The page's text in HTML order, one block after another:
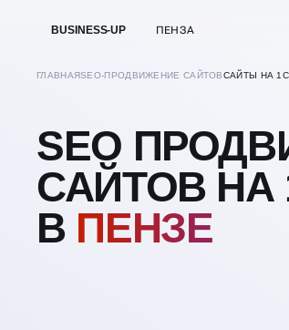
BUSINESS-UP ПЕНЗА
ГЛАВНАЯSEO-ПРОДВИЖЕНИЕ САЙТОВСАЙТЫ НА
SEO
САЙТОВ НА
В ПЕНЗЕ